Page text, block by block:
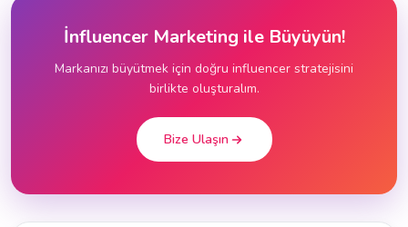
İnfluencer Marketing ile Büyüyün!
Markanızı büyütmek için doğru influencer stratejisini
birlikte oluşturalım.
Bize Ulaşın